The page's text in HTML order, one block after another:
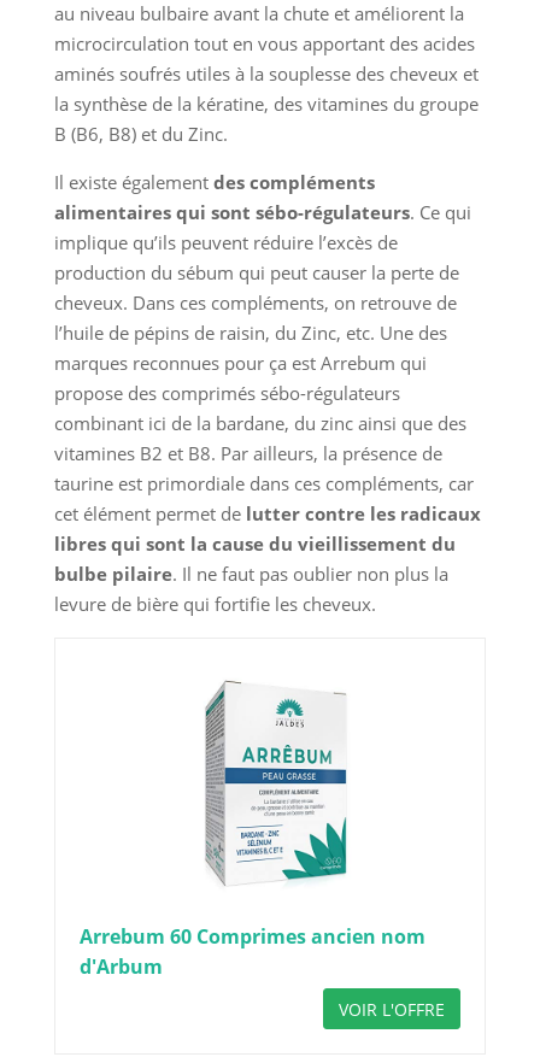
au niveau bulbaire avant la chute et améliorent la
microcirculation tout en vous apportant des acides
aminés soufrés utiles à la souplesse des cheveux et
la synthèse de la kératine, des vitamines du groupe
B (B6, B8) et du Zinc.
Il existe également des compléments
alimentaires qui sont sébo-régulateurs. Ce qui
implique qu’ils peuvent réduire l’excès de
production du sébum qui peut causer la perte de
cheveux. Dans ces compléments, on retrouve de
l’huile de pépins de raisin, du Zinc, etc. Une des
marques reconnues pour ça est Arrebum qui
propose des comprimés sébo-régulateurs
combinant ici de la bardane, du zinc ainsi que des
vitamines B2 et B8. Par ailleurs, la présence de
taurine est primordiale dans ces compléments, car
cet élément permet de lutter contre les radicaux
libres qui sont la cause du vieillissement du
bulbe pilaire. Il ne faut pas oublier non plus la
levure de bière qui fortifie les cheveux.
Arrebum 60 Comprimes ancien nom
d'Arbum
VOIR L'OFFRE